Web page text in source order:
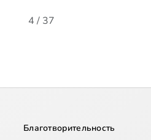
4 / 37
Благотворительность